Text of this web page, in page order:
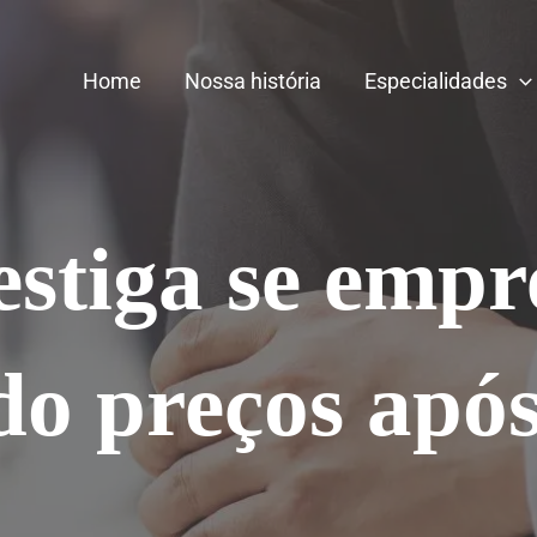
Home Nossa história Especialidades
se
preços